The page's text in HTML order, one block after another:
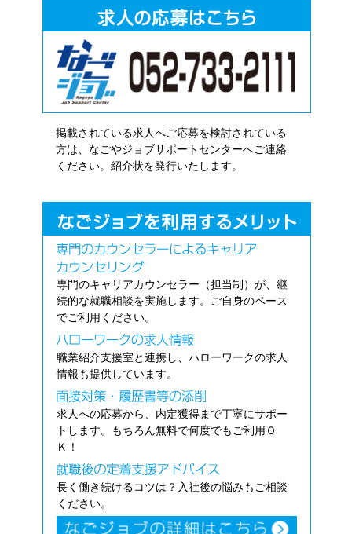
掲載されている求人へご応募を検討されている
方は、なごやジョブサポートセンターへご連絡
ください。紹介状を発行いたします。
専門のキャリアカウンセラー（担当制）が、継
続的な就職相談を実施します。ご自身のペース
でご利用ください。
職業紹介支援室と連携し、ハローワークの求人
情報も提供しています。
求人への応募から、内定獲得まで丁寧にサポー
トします。もちろん無料で何度でもご利用Ｏ
Ｋ！
長く働き続けるコツは？入社後の悩みもご相談
ください。